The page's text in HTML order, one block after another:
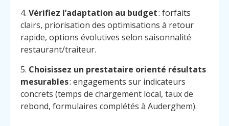
4. Vérifiez l’adaptation au budget: forfaits
clairs, priorisation des optimisations à retour
rapide, options évolutives selon saisonnalité
restaurant/traiteur.
5. Choisissez un prestataire orienté résultats
mesurables: engagements sur indicateurs
concrets (temps de chargement local, taux de
rebond, formulaires complétés à Auderghem).